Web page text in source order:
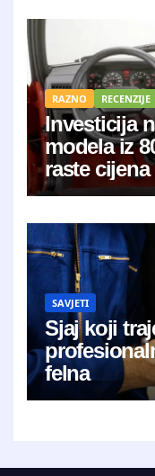
RAZNO RECENZIJE
Investicija
modela iz
raste cijena
SAVJETI
Sjaj koji
felna